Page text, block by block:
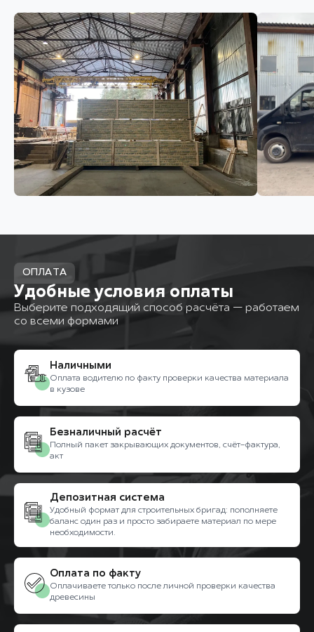
ОПЛАТА
Удобные условия оплаты
Выберите подходящий способ расчёта — работаем
со всеми формами
Наличными
Оплата водителю по факту проверки качества материала
в кузове
Безналичный расчёт
Полный пакет закрывающих документов, счёт-фактура,
акт
Депозитная система
Удобный формат для строительных бригад: пополняете
баланс один раз и просто забираете материал по мере
необходимости.
Оплата по факту
Оплачиваете только после личной проверки качества
древесины